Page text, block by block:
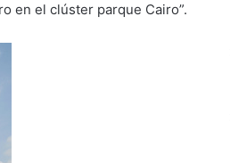
en el clúster parque Cairo”.